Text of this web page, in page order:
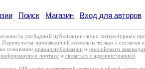
Поиск Магазин Вход для авторов
свободной публикации своих литературных
. Перепечатка произведений возможна только с
основании правил публикации и российского
информацию о портале и связаться с администрацией.